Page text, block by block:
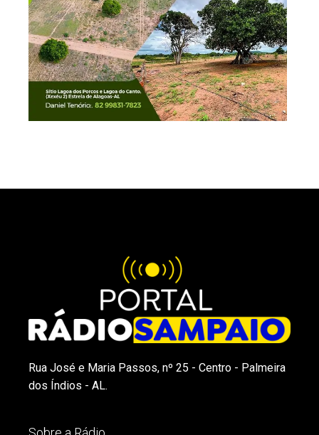
Rua José e Maria Passos, nº 25 - Centro - Palmeira
dos Índios - AL.